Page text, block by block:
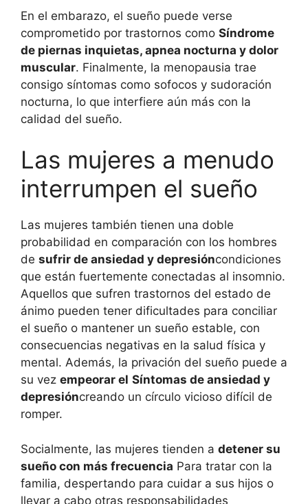
En el embarazo, el sueño puede verse
comprometido por trastornos como Síndrome
de piernas inquietas, apnea nocturna y dolor
muscular. Finalmente, la menopausia trae
consigo síntomas como sofocos y sudoración
nocturna, lo que interfiere aún más con la
calidad del sueño.
Las mujeres a menudo
interrumpen el sueño
Las mujeres también tienen una doble
probabilidad en comparación con los hombres
de sufrir de ansiedad y depresióncondiciones
que están fuertemente conectadas al insomnio.
Aquellos que sufren trastornos del estado de
ánimo pueden tener dificultades para conciliar
el sueño o mantener un sueño estable, con
consecuencias negativas en la salud física y
mental. Además, la privación del sueño puede a
su vez empeorar el Síntomas de ansiedad y
depresióncreando un círculo vicioso difícil de
romper.
Socialmente, las mujeres tienden a detener su
sueño con más frecuencia Para tratar con la
familia, despertando para cuidar a sus hijos o
llevar a cabo otras responsabilidades